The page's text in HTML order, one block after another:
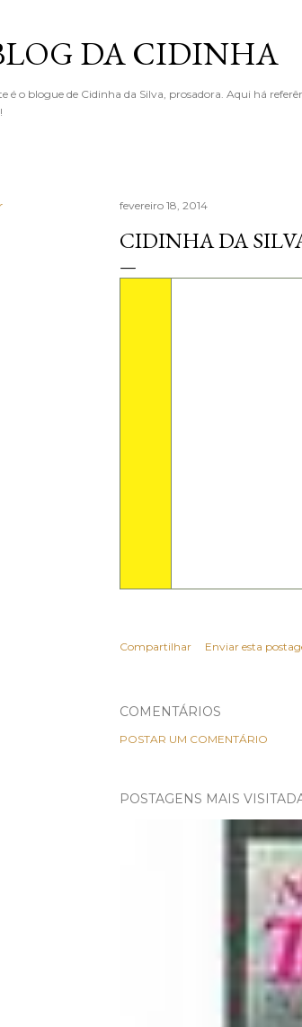
DA CIDINHA
é o blogue de Cidinha da Silva, prosadora. Aqui há
fevereiro 18, 2014
CIDINHA DA
Compartilhar Enviar esta
COMENTÁRIOS
POSTAR UM COMENTÁRIO
POSTAGENS MAIS